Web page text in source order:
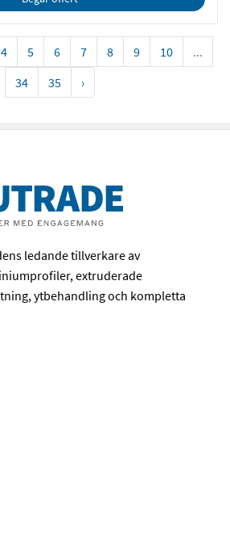
4 5 6 7 8 9 10
...
34
35 ›
ledande tillverkare av
extruderade
ytbehandling och kompletta